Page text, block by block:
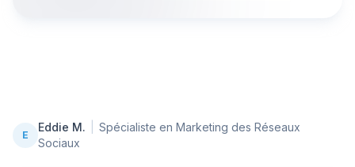
E
Eddie M.
Spécialiste en Marketing des Réseaux
Sociaux